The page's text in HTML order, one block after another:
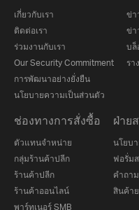
เกี่ยวกับเรา
ติดต่อเรา
ร่วมงานกับเรา
Our Security Commitment
การพัฒนาอย่างยั่งยืน
นโยบายความเป็นส่วนตัว
ข่า
ข่า
บล็
รา
ช่องทางการสั่งซื้อ
ตัวแทนจำหน่าย
กลุ่มร้านค้าปลีก
ร้านค้าปลีก
ร้านค้าออนไลน์
พาร์ทเนอร์ SMB
ฝ่าย
นโยบ
ฟอรั่ม
คำถา
สินค้า